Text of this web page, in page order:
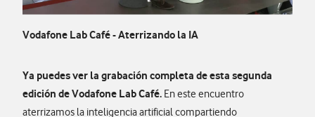
Vodafone Lab Café - Aterrizando la IA
Ya puedes ver la grabación completa de esta segunda
edición de Vodafone Lab Café. En este encuentro
aterrizamos la inteligencia artificial compartiendo